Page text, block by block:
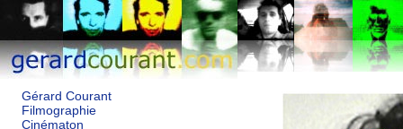
Gérard Courant
Filmographie
Cinématon